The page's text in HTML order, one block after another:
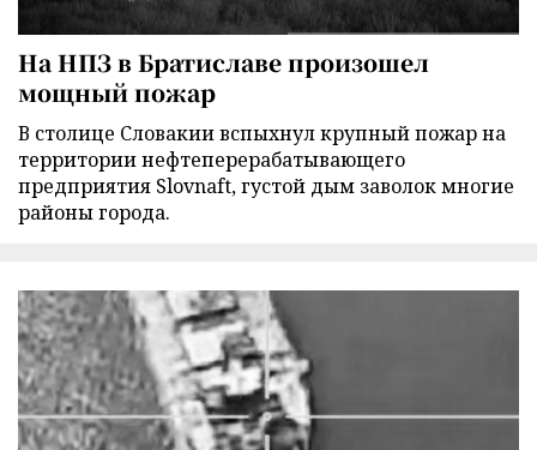
На НПЗ в Братиславе произошел
мощный пожар
В столице Словакии вспыхнул крупный пожар на
территории нефтеперерабатывающего
предприятия Slovnaft, густой дым заволок многие
районы города.